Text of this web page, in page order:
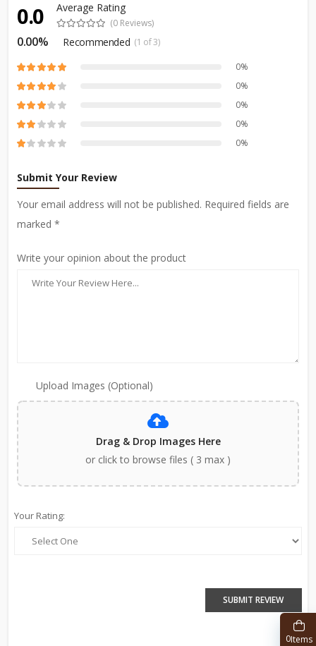
0.0 Average Rating
(0 Reviews)
0.00% Recommended (1 of 3)
0%
0%
0%
0%
0%
Submit Your Review
Your email address will not be published. Required fields are
marked *
Write your opinion about the product
Upload Images (Optional)
Drag & Drop Images Here
or click to browse files ( 3 max )
Your Rating:
SUBMIT REVIEW
0Items